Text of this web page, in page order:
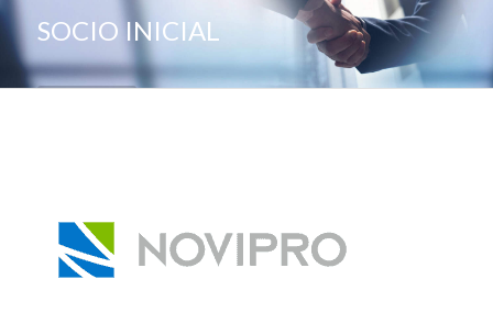
SOCIO INICIAL